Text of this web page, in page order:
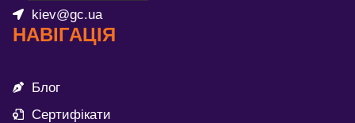
kiev@gc.ua
НАВІГАЦІЯ
Блог
Сертифікати